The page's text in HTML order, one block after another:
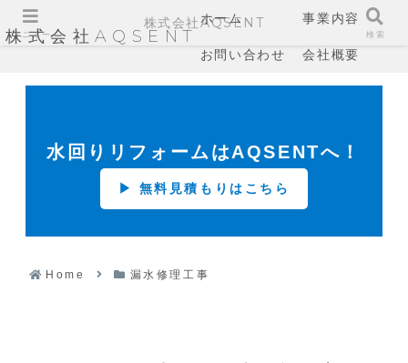
株式会社AQSENT
ホーム 事業内容
お問い合わせ 会社概要
水回りリフォームはAQSENTへ！
▶ 無料見積もりはこちら
Home 漏水修理工事
メニュー
株式会社AQSENT
検索